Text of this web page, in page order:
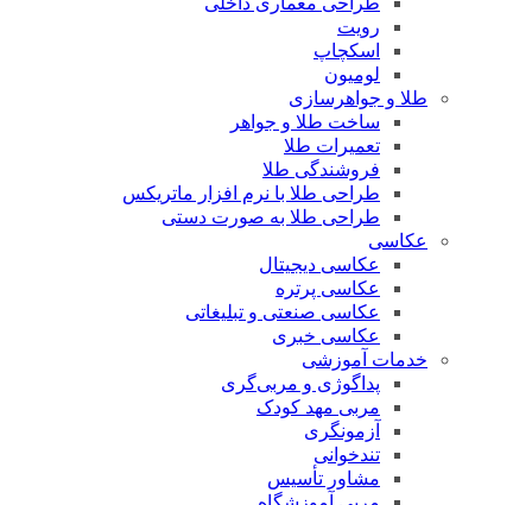
رویت
اسکچاپ
لومیون
طلا و جواهرسازی
ساخت طلا و جواهر
تعمیرات طلا
فروشندگی طلا
طراحی طلا با نرم افزار ماتریکس
طراحی طلا به صورت دستی
عکاسی
عکاسی دیجیتال
عکاسی پرتره
عکاسی صنعتی و تبلیغاتی
عکاسی خبری
خدمات آموزشی
پداگوژی و مربی‌گری
مربی مهد کودک
آزمونگری
تندخوانی
مشاور تأسیس